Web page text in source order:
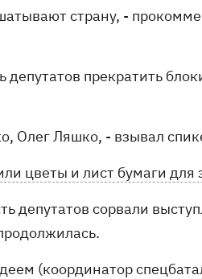
страну, -
прекратить
Олег Ляшко, - взывал
цветы и лист бумаги для
депутатов сорвали
(координатор